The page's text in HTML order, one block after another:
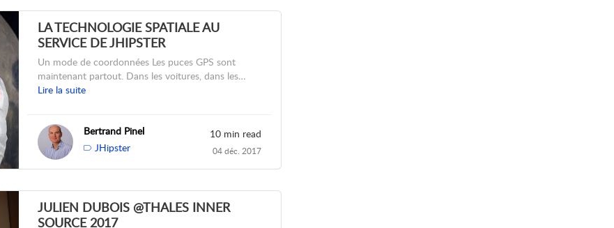
LA TECHNOLOGIE SPATIALE AU
SERVICE DE JHIPSTER
Un mode de coordonnées Les puces GPS sont
maintenant partout. Dans les voitures, dans les…
Lire la suite
Bertrand Pinel
JHipster
10 min read
04 déc. 2017
JULIEN DUBOIS @THALES INNER
SOURCE 2017